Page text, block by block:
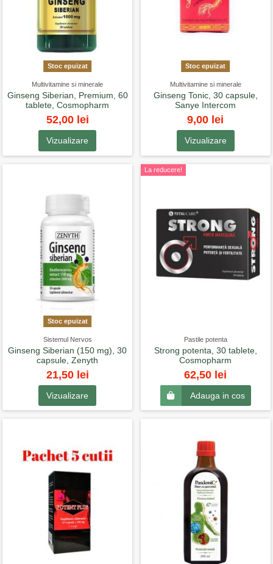
Stoc epuizat
Multivitamine si minerale
Ginseng Siberian, Premium, 60
tablete, Cosmopharm
52,00 lei
Vizualizare
Stoc epuizat
Multivitamine si minerale
Ginseng Tonic, 30 capsule,
Sanye Intercom
9,00 lei
Vizualizare
Stoc epuizat
Sistemul Nervos
Ginseng Siberian (150 mg), 30
capsule, Zenyth
21,50 lei
Vizualizare
La reducere!
Pastile potenta
Strong potenta, 30 tablete,
Cosmopharm
62,50 lei
Adauga in cos